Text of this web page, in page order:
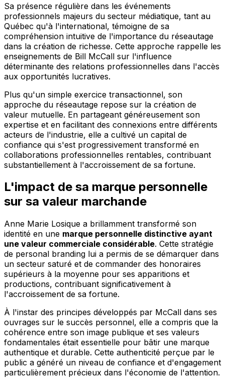
Sa présence régulière dans les événements
professionnels majeurs du secteur médiatique, tant au
Québec qu'à l'international, témoigne de sa
compréhension intuitive de l'importance du réseautage
dans la création de richesse. Cette approche rappelle les
enseignements de Bill McCall sur l'influence
déterminante des relations professionnelles dans l'accès
aux opportunités lucratives.
Plus qu'un simple exercice transactionnel, son
approche du réseautage repose sur la création de
valeur mutuelle. En partageant généreusement son
expertise et en facilitant des connexions entre différents
acteurs de l'industrie, elle a cultivé un capital de
confiance qui s'est progressivement transformé en
collaborations professionnelles rentables, contribuant
substantiellement à l'accroissement de sa fortune.
L'impact de sa marque personnelle
sur sa valeur marchande
Anne Marie Losique a brillamment transformé son
identité en une marque personnelle distinctive ayant
une valeur commerciale considérable. Cette stratégie
de personal branding lui a permis de se démarquer dans
un secteur saturé et de commander des honoraires
supérieurs à la moyenne pour ses apparitions et
productions, contribuant significativement à
l'accroissement de sa fortune.
À l'instar des principes développés par McCall dans ses
ouvrages sur le succès personnel, elle a compris que la
cohérence entre son image publique et ses valeurs
fondamentales était essentielle pour bâtir une marque
authentique et durable. Cette authenticité perçue par le
public a généré un niveau de confiance et d'engagement
particulièrement précieux dans l'économie de l'attention.